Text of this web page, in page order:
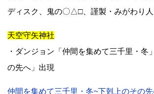
ディスク、鬼の〇△□、謹製・みがわり
天空守矢神社
・ダンジョン「仲間を集めて三千里・冬
の先へ」出現
仲間を集めて三千里・冬~下剋上のその